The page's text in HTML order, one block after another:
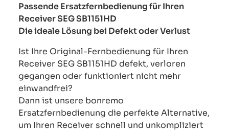
Passende Ersatzfernbedienung für Ihren
Receiver SEG SB1151HD
Die ideale Lösung bei Defekt oder Verlust
Ist Ihre Original-Fernbedienung für Ihren
Receiver SEG SB1151HD defekt, verloren
gegangen oder funktioniert nicht mehr
einwandfrei?
Dann ist unsere bonremo
Ersatzfernbedienung die perfekte Alternative,
um Ihren Receiver schnell und unkompliziert